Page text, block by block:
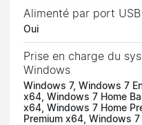
Alimenté par port USB
Oui
Prise en charge du
Windows
Windows 7, Windows 7
x64, Windows 7 Home
x64, Windows 7 Home
Premium x64, Windows